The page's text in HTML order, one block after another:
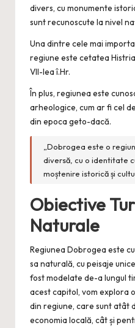
divers, cu monumente
sunt recunoscute la nivel
Una dintre cele mai
regiune este cetatea
VII-lea î.Hr.
În plus, regiunea este
arheologice, cum ar fi cel
din epoca geto-dacă.
„Dobrogea este o
diversă, cu o identitate
moștenire istorică și
Obiective
Naturale
Regiunea Dobrogea este
sa naturală, cu peisaje
fost modelate de-a lungul
acest capitol, vom explora
din regiune, care sunt atât
economia locală, cât și